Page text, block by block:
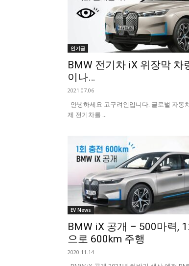
인기글
BMW 전기차 iX 위장막 차
이나…
2021.07.06
안녕하세요 고구려인입니다. 글로벌 자동
제 전기차를 ...
EV News
BMW iX 공개 – 500마력,
으로 600km 주행
2020.11.14